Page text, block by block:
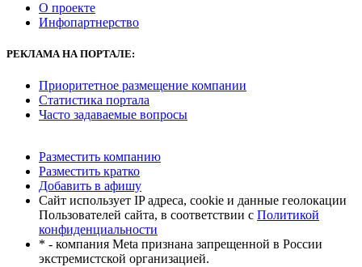
О проекте
Инфопартнерство
РЕКЛАМАНА ПОРТАЛЕ:
Приоритетное размещение компании
Статистика портала
Часто задаваемые вопросы
Разместить компанию
Разместить кратко
Добавить в афишу
Сайт использует IP адреса, cookie и данные геолокации
Пользователей сайта, в соответствии с Политикой
конфиденциальности
* - компания Meta признана запрещенной в России
экстремистской организацией.